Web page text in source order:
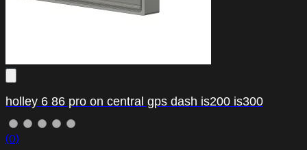
holley 6 86 pro on central gps dash is200 is300
(0)